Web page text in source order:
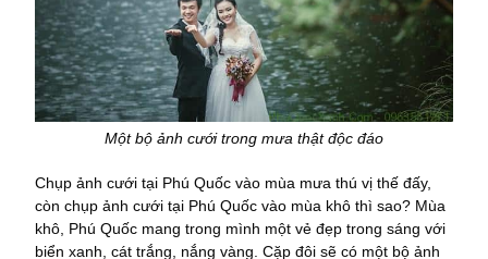
Một bộ ảnh cưới trong mưa thật độc đáo
Chụp ảnh cưới tại Phú Quốc vào mùa mưa thú vị thế đấy,
còn chụp ảnh cưới tại Phú Quốc vào mùa khô thì sao? Mùa
khô, Phú Quốc mang trong mình một vẻ đẹp trong sáng với
biển xanh, cát trắng, nắng vàng. Cặp đôi sẽ có một bộ ảnh